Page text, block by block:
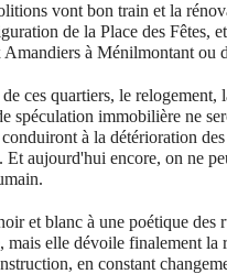
vont bon train et la
de la Place des Fêtes,
Amandiers à Ménilmontant ou
ces quartiers, le relogement,
spéculation immobilière ne
à la détérioration
Et aujourd'hui encore, on ne
et blanc à une poétique des
mais elle dévoile finalement la
en constant